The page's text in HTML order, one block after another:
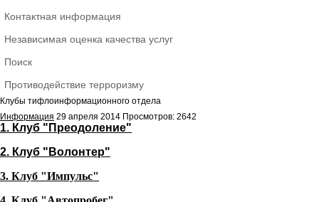
Контактная информация
Независимая оценка качества услуг
Поиск
Противодействие терроризму
Клубы тифлоинформационного отдела
Информация 29 апреля 2014 Просмотров: 2642
1. Клуб "Преодоление"
2. Клуб "Волонтер"
3. Клуб "Импульс"